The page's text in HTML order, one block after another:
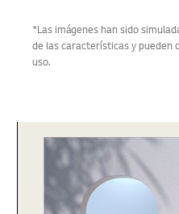
*Las imágenes han sido
de las características y pueden
uso.